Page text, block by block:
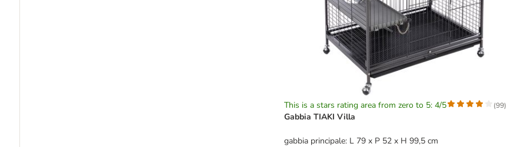
This is a stars rating area from zero to 5: 4/5 (99)
Gabbia TIAKI Villa
gabbia principale: L 79 x P 52 x H 99,5 cm